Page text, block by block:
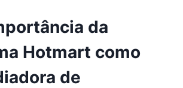
da
Hotmart como
de